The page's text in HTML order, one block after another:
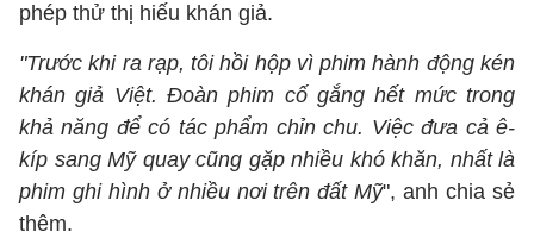
phép thử thị hiếu khán giả.
"Trước khi ra rạp, tôi hồi hộp vì phim hành động kén
khán giả Việt. Đoàn phim cố gắng hết mức trong
khả năng để có tác phẩm chỉn chu. Việc đưa cả ê-
kíp sang Mỹ quay cũng gặp nhiều khó khăn, nhất là
phim ghi hình ở nhiều nơi trên đất Mỹ", anh chia sẻ
thêm.